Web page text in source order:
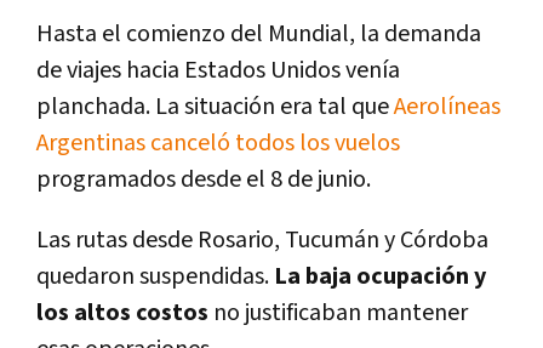
Hasta el comienzo del Mundial, la demanda
de viajes hacia Estados Unidos venía
planchada. La situación era tal queAerolíneas
Argentinas canceló todos los vuelos
programados desde el 8 de junio.
Las rutas desde Rosario, Tucumán y Córdoba
quedaron suspendidas. La baja ocupación y
los altos costos no justificaban mantener